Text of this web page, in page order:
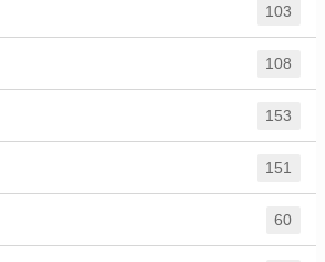
103
108
153
151
60